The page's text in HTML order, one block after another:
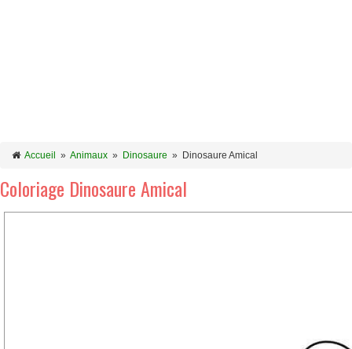
Accueil » Animaux » Dinosaure » Dinosaure Amical
Coloriage Dinosaure Amical